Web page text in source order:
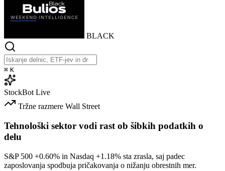
BLACK
⌘ K
StockBot Live
Tržne razmere Wall Street
Tehnološki sektor vodi rast ob šibkih podatkih o
delu
S&P 500 +0.60% in Nasdaq +1.18% sta zrasla, saj padec
zaposlovanja spodbuja pričakovanja o nižanju obrestnih mer.